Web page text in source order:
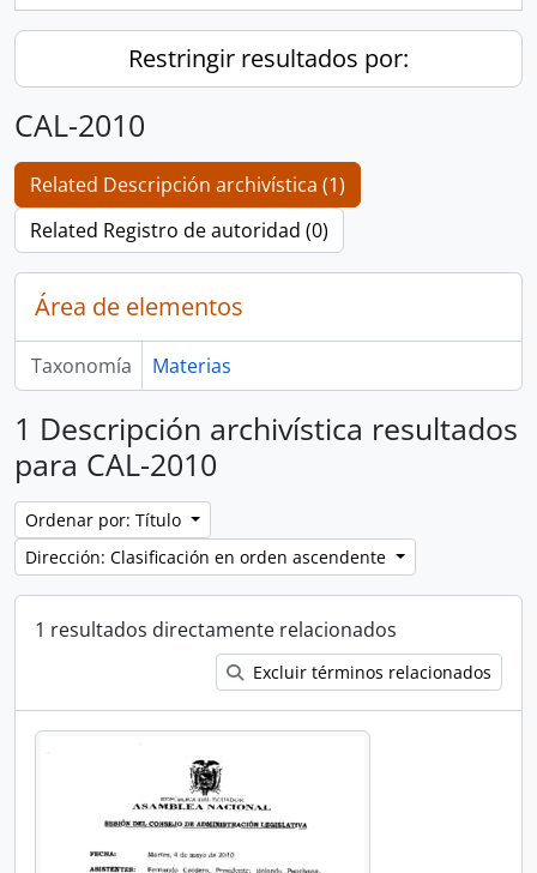
Restringir resultados por:
CAL-2010
Related Descripción archivística (1)
Related Registro de autoridad (0)
Área de elementos
Taxonomía Materias
1 Descripción archivística resultados
para CAL-2010
Ordenar por: Título
Dirección: Clasificación en orden ascendente
1 resultados directamente relacionados
Excluir términos relacionados